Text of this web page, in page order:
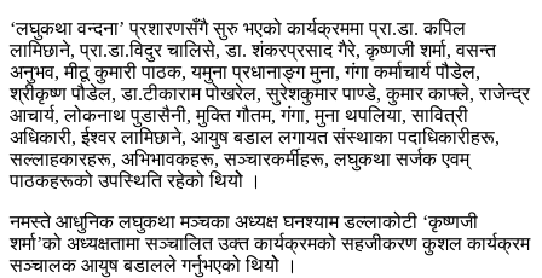
‘लघुकथा वन्दना’ प्रशारणसँगै सुरु भएको कार्यक्रममा प्रा.डा. कपिल
लामिछाने, प्रा.डा.विदुर चालिसे, डा. शंकरप्रसाद गैरे, कृष्णजी शर्मा, वसन्त
अनुभव, मीठू कुमारी पाठक, यमुना प्रधानाङ्ग मुना, गंगा कर्माचार्य पौडेल,
श्रीकृष्ण पौडेल, डा.टीकाराम पोखरेल, सुरेशकुमार पाण्डे, कुमार काफ्ले, राजेन्द्र
आचार्य, लोकनाथ पुडासैनी, मुक्ति गौतम, गंगा, मुना थपलिया, सावित्री
अधिकारी, ईश्वर लामिछाने, आयुष बडाल लगायत संस्थाका पदाधिकारीहरू,
सल्लाहकारहरू, अभिभावकहरू, सञ्चारकर्मीहरू, लघुकथा सर्जक एवम्
पाठकहरूको उपस्थिति रहेको थियोे ।
नमस्ते आधुनिक लघुकथा मञ्चका अध्यक्ष घनश्याम डल्लाकोटी ‘कृष्णजी
शर्मा’को अध्यक्षतामा सञ्चालित उक्त कार्यक्रमको सहजीकरण कुशल कार्यक्रम
सञ्चालक आयुष बडालले गर्नुभएको थियोे ।